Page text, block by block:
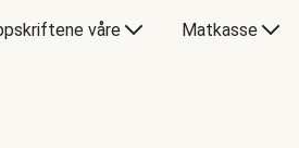
våre Matkasse